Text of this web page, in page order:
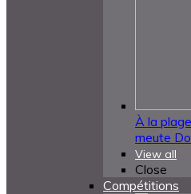
À la
meute
View all
Close
Compétitions